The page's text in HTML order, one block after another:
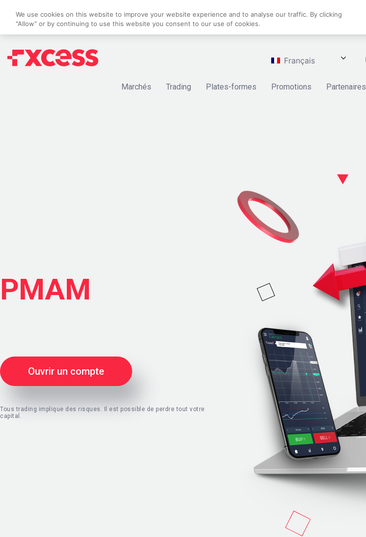
Français
Marchés Trading Plates-formes Promotions Partenaires
PMAM
Ouvrir un compte
Tous trading implique des risques. Il est possible de perdre tout votre
capital.
We use cookies on this website to improve your website experience and to analyse our traffic. By clicking
"Allow" or by continuing to use this website you consent to our use of cookies.